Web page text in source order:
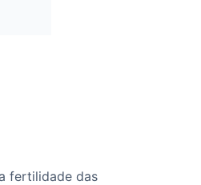
fertilidade das